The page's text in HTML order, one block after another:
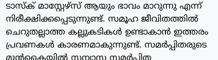
ടാസ്ക് മാസ്റ്റേഴ്സ് ആയും ഭാവം മാറുന്നു എന്ന്
നിരീക്ഷിക്കപ്പെടുന്നുണ്ട്. സമൂഹ ജീവിതത്തിൽ
ചെറുതല്ലാത്ത കല്ലുകടികൾ ഉണ്ടാകാൻ ഇത്തരം
പ്രവണകൾ കാരണമാകുന്നുണ്ട്. സമർപ്പിതരുടെ